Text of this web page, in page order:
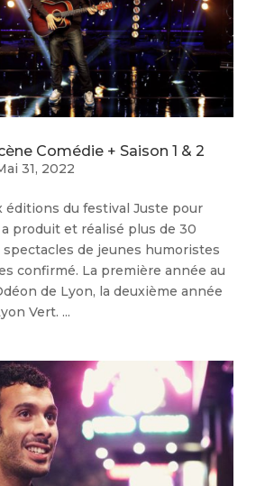
Comédie + Saison 1 & 2
31, 2022
éditions du festival Juste pour
a produit et réalisé plus de 30
de jeunes humoristes
confirmé. La première année au
de Lyon, la deuxième année
Vert. ...